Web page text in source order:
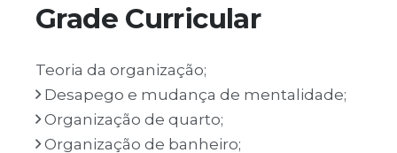
Grade Curricular
Teoria da organização;
Desapego e mudança de mentalidade;
Organização de quarto;
Organização de banheiro;